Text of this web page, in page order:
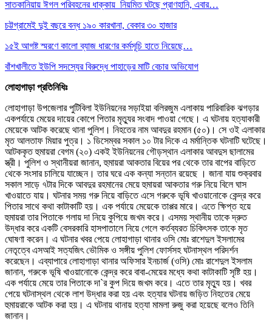
সাতকানিয়ায় ঈগল পরিবহনের ধাক্কায় নিয়মিত ঘটছে প্রাণহানি, এবার…
চট্টগ্রামেই দুই বছরে বন্ধ ১৯০ কারখানা, বেকার ৩০ হাজার
১৫ই আগষ্ট স্মরণে কালো ব্যাজ ধারণের কর্মসূচি হাতে নিয়েছে…
বাঁশখালীতে ইউপি সদস্যের বিরুদ্ধে পাহাড়ের মাটি বেচার অভিযোগ
লোহাগাড়া প্রতিনিধিঃ
লোহাগাড়া উপজেলার পুটিবিলা ইউনিয়নের সড়াইয়া বলিরজুম এলাকায় পারিবারিক ঝগড়ার
একপর্যায়ে মেয়ের দায়ের কোপে পিতার মৃত্যুর সংবাদ পাওয়া গেছে। এ ঘটনায় হত্যাকারী
মেয়েকে আটক করেছে থানা পুলিশ। নিহতের নাম আবদুর রহমান (৫০)। সে ওই এলাকার
মৃত আলতাফ মিয়ার পুত্র। ১ ডিসেম্বর সকাল ১০ টার দিকে এ মর্মান্তিক ঘটনাটি ঘটেছে।
আটককৃত হুমায়রা বেগম (২০) একই ইউনিয়নের গৌড়স্থান এলাকার আবদুস ছালামের
স্ত্রী। পুলিশ ও স্থানীয়রা জানান, হুমায়রা আকতার বিয়ের পর থেকে তার বাপের বাড়িতে
থেকে সংসার চালিয়ে যাচ্ছেন। তার ঘরে এক কন্যা সন্তান রয়েছে । জানা যায় শুক্রবার
সকাল সাড়ে ৭টার দিকে আবদুর রহমানের মেয়ে হুমায়রা আকতার গরু নিয়ে বিলে ঘাস
খাওয়াতে যায়। ঘটনার সময় গরু নিয়ে বাড়িতে এসে গরুকে ভূষি খাওয়ানোকে কেন্দ্র করে
পিতার সাথে কথা কাটাকাটি হয়। এক পর্যায়ে মেয়েকে তাপ্পর মারে। এতে ক্ষিপ্ত হয়ে
হুমায়রা তার পিতাকে গলায় দা নিয়ে কুপিয়ে জখম করে। এসময় স্থানীয় তাকে দ্রুত
উদ্ধার করে একটি বেসরকারি হাসপাতালে নিয়ে গেলে কর্তব্যরত চিকিৎসক তাকে মৃত
ঘোষণা করেন। এ ঘটনার খবর পেয়ে লোহাগাড়া থানার ওসি মোঃ রাশেদুল ইসলামের
নেতৃত্বে এসআই সত্যজিৎ ভৌমিক ও সঙ্গীয় পুলিশ ফোর্সসহ ঘটনাস্থল পরিদর্শন
করেছেন। এব্যাপারে লোহাগাড়া থানার অফিসার ইনচার্জ (ওসি) মোঃ রাশেদুল ইসলাম
জানান, গরুকে ভূষি খাওয়ানোকে কেন্দ্র করে বাবা-মেয়ের মধ্যে কথা কাটাকাটি সৃষ্টি হয়।
এক পর্যায়ে মেয়ে তার পিতাকে দা`র কুপ দিয়ে জখম করে। এতে তার মৃত্যু হয়। খবর
পেয়ে ঘটনাস্থল থেকে লাশ উদ্ধার করা হয় এবং হত্যার ঘটনায় জড়িত নিহতের মেয়ে
হুমায়রাকে আটক করা হয়। এ ঘটনায় থানায় হত্যা মামলা রুজু করা হয়েছে বলেও তিনি
জানান।